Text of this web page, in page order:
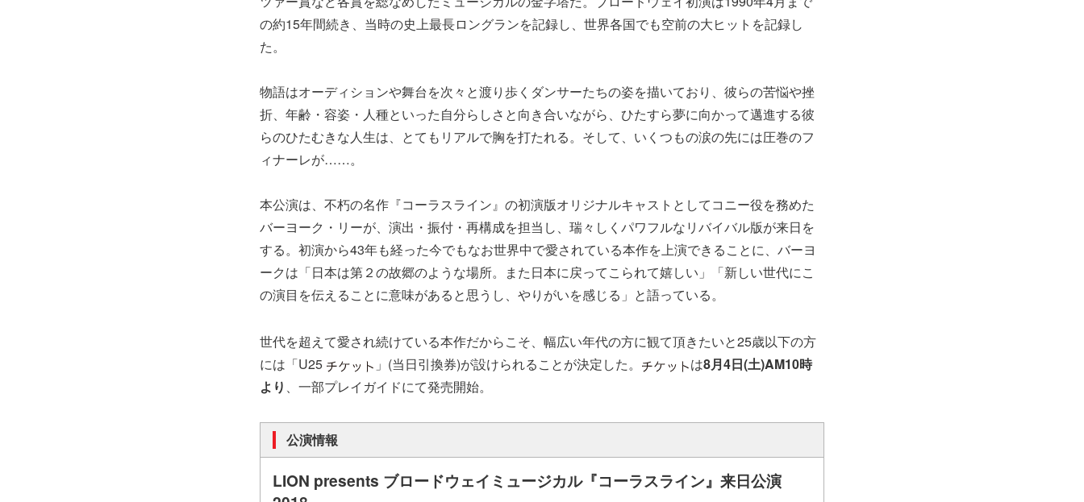
の約15年間続き、当時の史上最長ロングランを記録し、世界各国でも空前の大ヒットを記録し
た。
物語はオーディションや舞台を次々と渡り歩くダンサーたちの姿を描いており、彼らの苦悩や挫
折、年齢・容姿・人種といった自分らしさと向き合いながら、ひたすら夢に向かって邁進する彼
らのひたむきな人生は、とてもリアルで胸を打たれる。そして、いくつもの涙の先には圧巻のフ
ィナーレが……。
本公演は、不朽の名作『コーラスライン』の初演版オリジナルキャストとしてコニー役を務めた
バーヨーク・リーが、演出・振付・再構成を担当し、瑞々しくパワフルなリバイバル版が来日を
する。初演から43年も経った今でもなお世界中で愛されている本作を上演できることに、バーヨ
ークは「日本は第２の故郷のような場所。また日本に戻ってこられて嬉しい」「新しい世代にこ
の演目を伝えることに意味があると思うし、やりがいを感じる」と語っている。
世代を超えて愛され続けている本作だからこそ、幅広い年代の方に観て頂きたいと25歳以下の方
には「U25
」(当日引換券)が設けられることが決定した。 は8月4日(土)AM10時
より 、一部プレイガイドにて発売開始。
公演情報
LION presents ブロードウェイミュージカル『コーラスライン』来日公演